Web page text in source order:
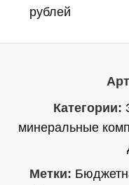
рублей
Категории:
минеральные
Метки: